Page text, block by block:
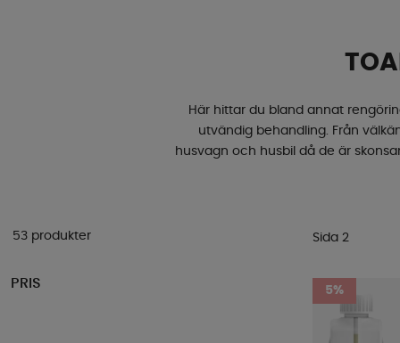
Här hittar du bland annat
utvändig behandling. Från
husvagn och husbil då de är
53 produkter
PRIS
Sida 2
5%